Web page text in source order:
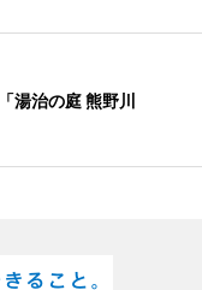
湯治の庭 熊野川